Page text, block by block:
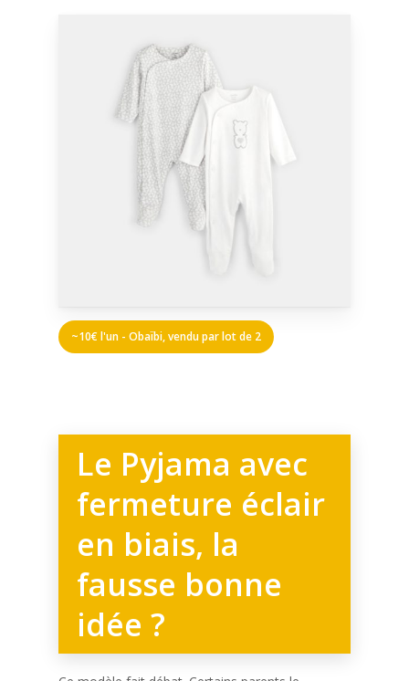
~10€ l'un - Obaïbi, vendu par lot de 2
Le Pyjama avec
fermeture éclair
en biais, la
fausse bonne
idée ?